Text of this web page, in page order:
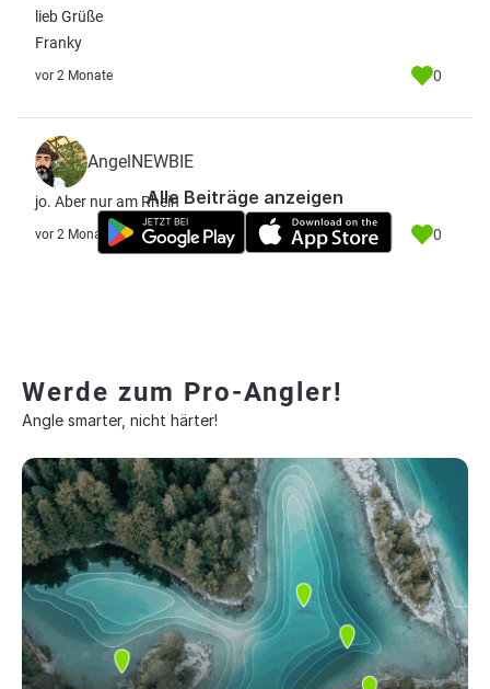
lieb Grüße
Franky
vor 2 Monate 0
AngelNEWBIE
jo. Aber nur am Rhein
vor 2 Monate 0
Alle Beiträge anzeigen
Werde zum Pro-Angler!
Angle smarter, nicht härter!